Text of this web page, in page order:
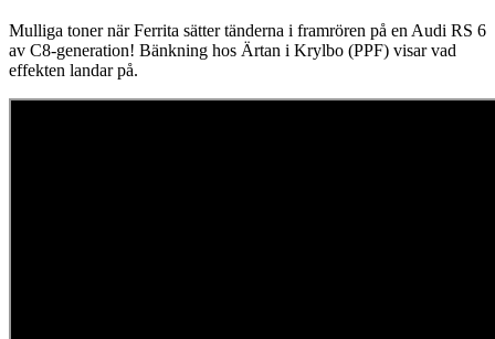
Mulliga toner när Ferrita sätter tänderna i framrören på en Audi RS 6
av C8-generation! Bänkning hos Ärtan i Krylbo (PPF) visar vad
effekten landar på.